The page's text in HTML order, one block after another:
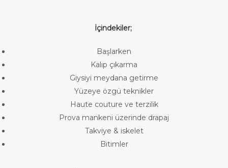
İçindekiler;
Başlarken
Kalıp çıkarma
Giysiyi meydana getirme
Yüzeye özgü teknikler
Haute couture ve terzilik
Prova mankeni üzerinde drapaj
Takviye & iskelet
Bitimler